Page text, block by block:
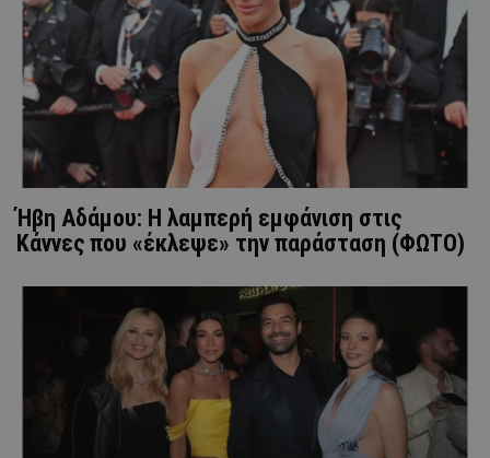
Ήβη Αδάμου: Η λαμπερή εμφάνιση στις
Κάννες που «έκλεψε» την παράσταση (ΦΩΤΟ)